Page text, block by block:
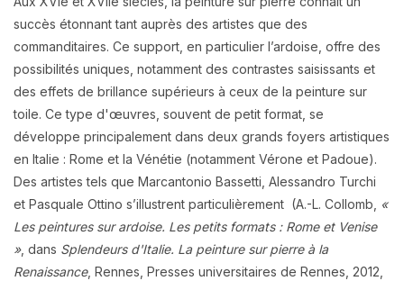
succès étonnant tant auprès des artistes que des
commanditaires. Ce support, en particulier l’ardoise, offre des
possibilités uniques, notamment des contrastes saisissants et
des effets de brillance supérieurs à ceux de la peinture sur
toile. Ce type d'œuvres, souvent de petit format, se
développe principalement dans deux grands foyers artistiques
en Italie : Rome et la Vénétie (notamment Vérone et Padoue).
Des artistes tels que Marcantonio Bassetti, Alessandro Turchi
et Pasquale Ottino s’illustrent particulièrement (A.-L. Collomb,
«
Les peintures sur ardoise. Les petits formats : Rome et Venise
», dans Splendeurs d'Italie. La peinture sur pierre à la
Renaissance, Rennes, Presses universitaires de Rennes, 2012,